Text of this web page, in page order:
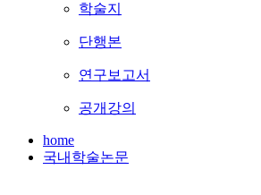
학술지
단행본
연구보고서
공개강의
home
국내학술논문